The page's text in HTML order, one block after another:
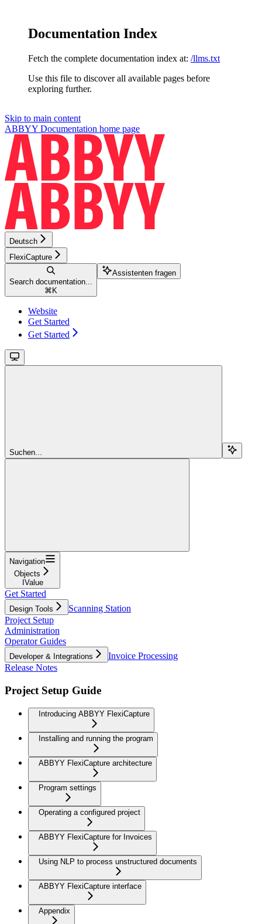
Documentation Index
Fetch the complete documentation index at: /llms.txt
Use this file to discover all available pages before
exploring further.
Skip to main content
ABBYY Documentation home page
Deutsch
FlexiCapture
Search documentation...
⌘ K
Assistenten fragen
Website
Get Started
Get Started
Suchen...
Navigation
Objects
IValue
Get Started
Design Tools
Scanning Station
Project Setup
Administration
Operator Guides
Developer & Integrations
Invoice Processing
Release Notes
Project Setup Guide
Introducing ABBYY FlexiCapture
Installing and running the program
ABBYY FlexiCapture architecture
Program settings
Operating a configured project
ABBYY FlexiCapture for Invoices
Using NLP to process unstructured documents
ABBYY FlexiCapture interface
Appendix